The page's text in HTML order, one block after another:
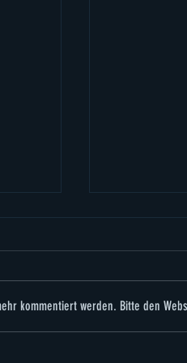
Neue
kommentiert werden. Bitte den